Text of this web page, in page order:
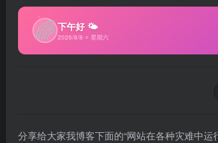
🌈下午好 🌤
2026/8/8·⭐ 星期六
✦
分享给大家我博客下面的“网站在各种灾难中运